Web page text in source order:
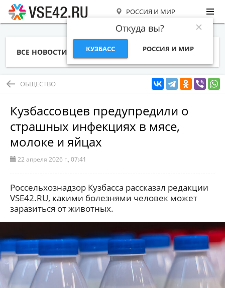
РОССИЯ И МИР
Откуда вы?
КУЗБАСС РОССИЯ И МИР
ВСЕ НОВОСТИ СТАТЬИ ТЕМЫ ФОТО
ОБЩЕСТВО
Кузбассовцев предупредили о
страшных инфекциях в мясе,
молоке и яйцах
22 апреля 2026 г., 07:41
Россельхознадзор Кузбасса рассказал редакции
VSE42.RU, какими болезнями человек может
заразиться от животных.